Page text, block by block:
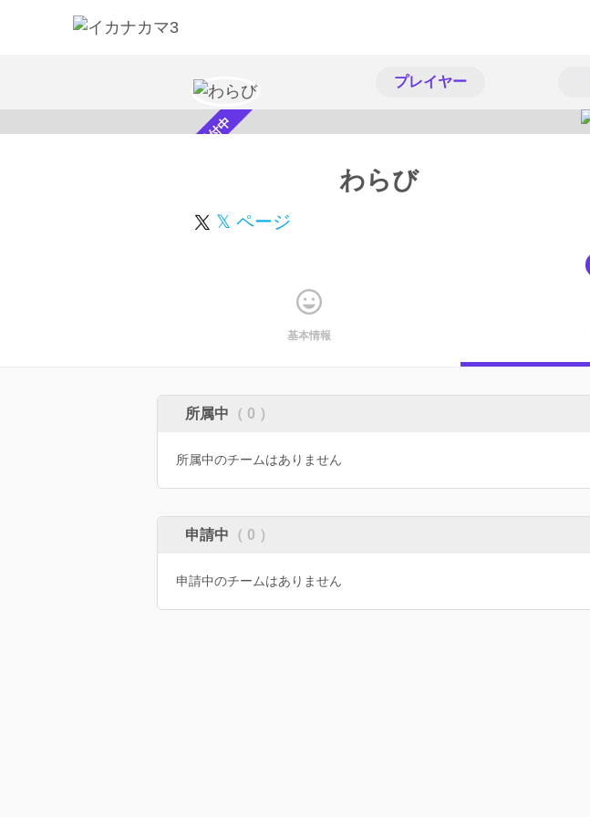
プレイヤー
スカウト受付中 わらび
𝕏 ページ
基本情報
所属中 （ 0 ）
所属中のチームはありません
申請中 （ 0 ）
申請中のチームはありません